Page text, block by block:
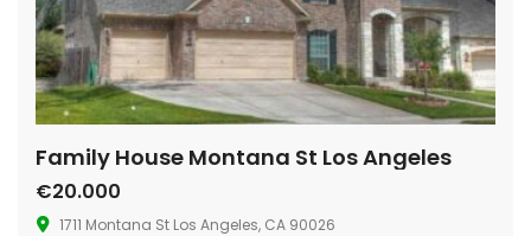
Family House Montana St Los Angeles
€20.000
1711 Montana St Los Angeles, CA 90026